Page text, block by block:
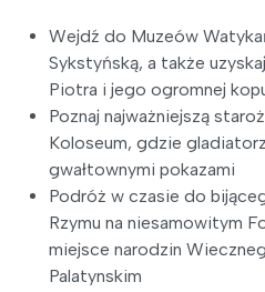
Wejdź do Muzeów
Sykstyńską, a także
Piotra i jego ogromnej
Poznaj najważniejszą
Koloseum, gdzie
gwałtownymi pokazami
Podróż w czasie do
Rzymu na niesamowitym
miejsce narodzin
Palatynskim